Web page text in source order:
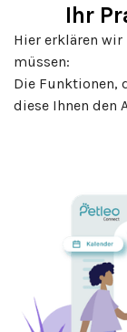
Ihr
Hier erklären wir
müssen:
Die Funktionen,
diese Ihnen den